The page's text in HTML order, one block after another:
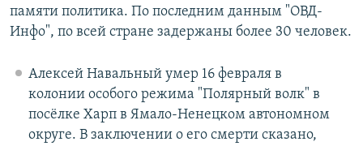
памяти политика. По последним данным "ОВД-
Инфо", по всей стране задержаны более 30 человек.
Алексей Навальный умер 16 февраля в
колонии особого режима "Полярный волк" в
посёлке Харп в Ямало-Ненецком автономном
округе. В заключении о его смерти сказано,